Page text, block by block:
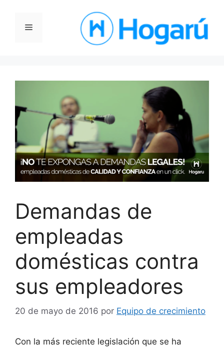
contenidoMenú
Demandas de
empleadas
domésticas contra
sus empleadores
20 de mayo de 2016 por Equipo de crecimiento
Con la más reciente legislación que se ha